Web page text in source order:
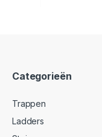
Categorieën
Trappen
Ladders